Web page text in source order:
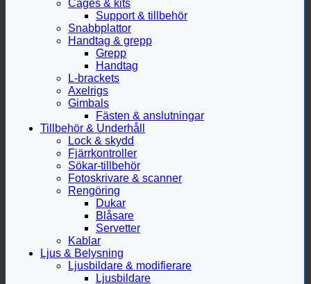
Cages & kits
Support & tillbehör
Snabbplattor
Handtag & grepp
Grepp
Handtag
L-brackets
Axelrigs
Gimbals
Fästen & anslutningar
Tillbehör & Underhåll
Lock & skydd
Fjärrkontroller
Sökar-tillbehör
Fotoskrivare & scanner
Rengöring
Dukar
Blåsare
Servetter
Kablar
Ljus & Belysning
Ljusbildare & modifierare
Ljusbildare